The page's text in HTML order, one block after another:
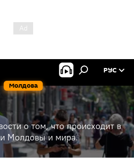
Молдова
РУС
о том, что происходит в
Молдовы и мира.